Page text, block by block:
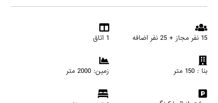
15 نفر مجاز + 25 نفر اضافه 1 اتاق
بنا : 150 متر زمین: 2000 متر